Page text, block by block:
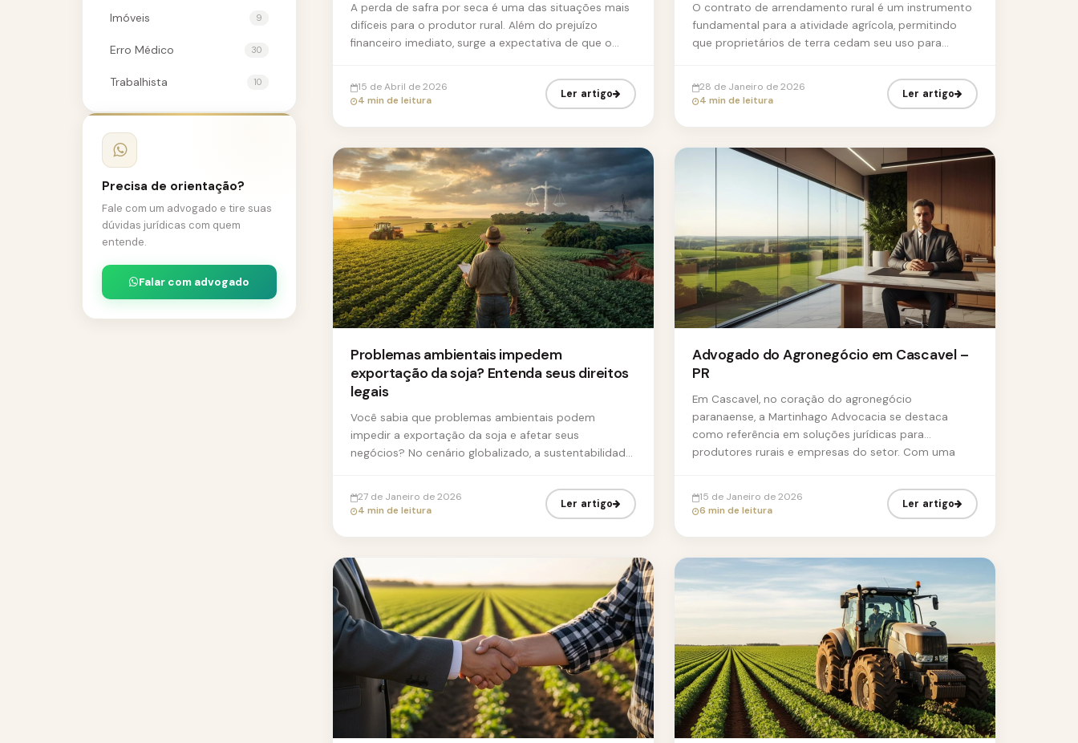
Imóveis 9
Erro Médico 30
Trabalhista 10
Precisa de orientação?
Fale com um advogado e tire suas
dúvidas jurídicas com quem
entende.
Falar com advogado
A perda de safra por seca é uma das situações mais
difíceis para o produtor rural. Além do prejuízo
financeiro imediato, surge a expectativa de que o
15 de Abril de 2026
4 min de leitura
Ler artigo
O contrato de arrendamento rural é um instrumento
fundamental para a atividade agrícola, permitindo
que proprietários de terra cedam seu uso para
28 de Janeiro de 2026
4 min de leitura
Ler artigo
Problemas ambientais impedem
exportação da soja? Entenda seus direitos
legais
Você sabia que problemas ambientais podem
impedir a exportação da soja e afetar seus
negócios? No cenário globalizado, a sustentabilidade
27 de Janeiro de 2026
4 min de leitura
Ler artigo
Advogado do Agronegócio em Cascavel –
PR
Em Cascavel, no coração do agronegócio
paranaense, a Martinhago Advocacia se destaca
como referência em soluções jurídicas para
produtores rurais e empresas do setor. Com uma
15 de Janeiro de 2026
6 min de leitura
Ler artigo